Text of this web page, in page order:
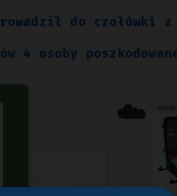
do czołówki z
4 osoby
☁️